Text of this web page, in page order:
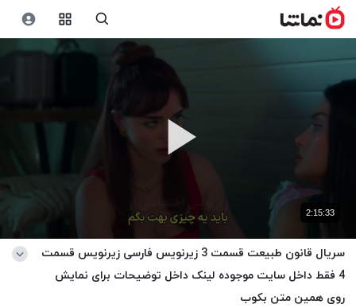
2:15:33
سریال قانون طبیعت قسمت 3 زیرنویس فارسی زیرنویس قسمت
4 فقط داخل سایت موجوده لینک داخل توضیحات برای نمایش
روی همین متن بکوب